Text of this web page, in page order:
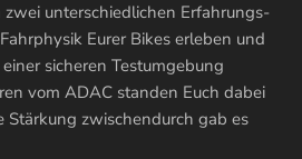
zwei unterschiedlichen Erfahrungs-
Eurer Bikes erleben und
sicheren Testumgebung
vom ADAC standen Euch dabei
Stärkung zwischendurch gab es